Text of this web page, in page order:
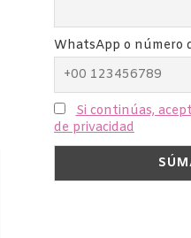
WhatsApp o número
Si continúas,
de privacidad